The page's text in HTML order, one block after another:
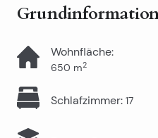
Wohnfläche:
650 m2
Schlafzimmer: 17